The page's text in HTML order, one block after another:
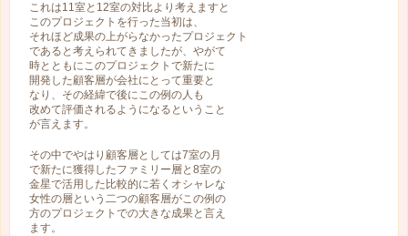
これは11室と12室の対比より考えますと
このプロジェクトを行った当初は、
それほど成果の上がらなかったプロジェクト
であると考えられてきましたが、やがて
時とともにこのプロジェクトで新たに
開発した顧客層が会社にとって重要と
なり、その経緯で後にこの例の人も
改めて評価されるようになるということ
が言えます。
その中でやはり顧客層としては7室の月
で新たに獲得したファミリー層と8室の
金星で活用した比較的に若くオシャレな
女性の層という二つの顧客層がこの例の
方のプロジェクトでの大きな成果と言え
ます。